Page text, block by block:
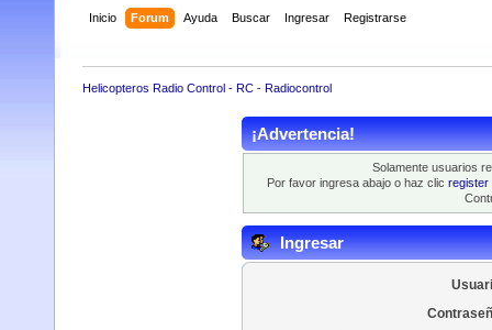
Inicio Forum Ayuda Buscar Ingresar Registrarse
Helicopteros Radio Control - RC - Radiocontrol
¡Advertencia!
Solamente usuarios
Por favor ingresa abajo o haz clic register
Ingresar